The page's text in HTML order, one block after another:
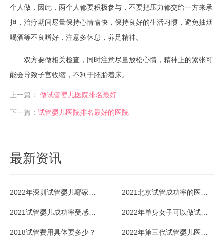
个人做，因此，两个人都要积极参与，不要把压力都交给一方来承
担，治疗期间尽量保持心情愉快，保持良好的生活习惯，避免抽烟
喝酒等不良嗜好，注意多休息，养足精神。
双方要做相关检查，同时注意尽量放松心情，精神上的紧张可
能会导致子宫收缩，不利于胚胎着床。
上一篇： 做试管婴儿医院排名最好
下一篇： 试管婴儿医院排名最好的医院
最新资讯
2018试管费用具体要多少？